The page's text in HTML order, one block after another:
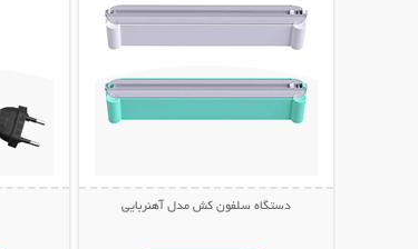
دستگاه سلفون کش مدل آهنربایی